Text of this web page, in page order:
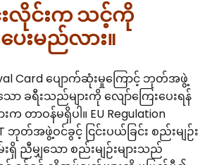
းလိုင်းက သင့်ကို
ေးမည်လား။
Card ပျောက်ဆုံးမှုကြောင့် ဘုတ်အဖွဲ့
ာ ခရီးသည်များကို လျော်ကြေးပေးရန်
က တာဝန်မရှိပါ။ EU Regulation
ဘုတ်အဖွဲ့ဝင်ခွင့် ငြင်းပယ်ခြင်း စည်းမျဉ်း
းရှိ ညီမျှသော စည်းမျဉ်းများသည်